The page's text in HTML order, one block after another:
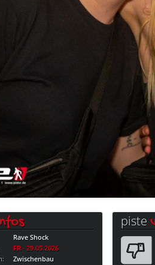
Rave Shock
FR · 29.05.2026
Zwischenbau
piste